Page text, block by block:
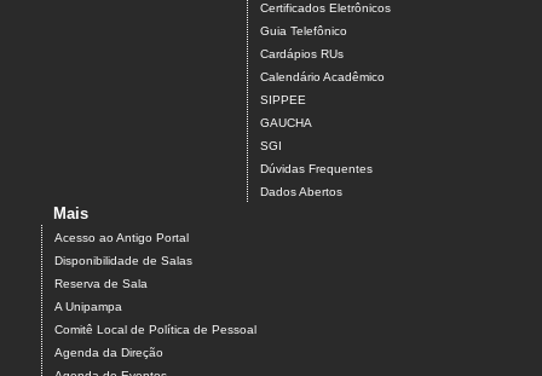
Certificados Eletrônicos
Guia Telefônico
Cardápios RUs
Calendário Acadêmico
SIPPEE
GAUCHA
SGI
Dúvidas Frequentes
Dados Abertos
Mais
Acesso ao Antigo Portal
Disponibilidade de Salas
Reserva de Sala
A Unipampa
Comitê Local de Política de Pessoal
Agenda da Direção